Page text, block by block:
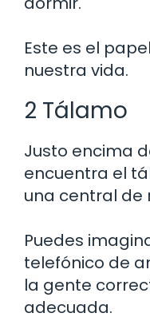
Este es el
nuestra vida.
2 Tálamo
Justo encima
encuentra el
una central de
Puedes
telefónico de
la gente
adecuada.